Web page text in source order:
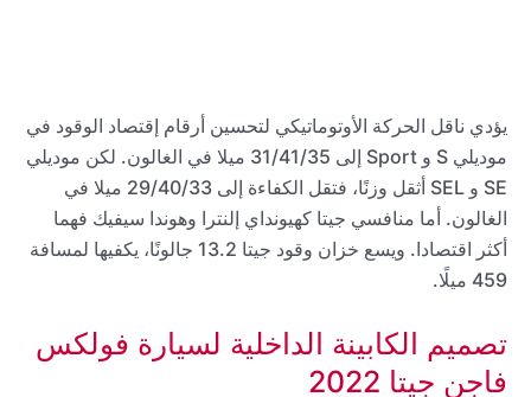
يؤدي ناقل الحركة الأوتوماتيكي لتحسين أرقام إقتصاد الوقود في
موديلي S و Sport إلى 31/41/35 ميلا في الغالون. لكن موديلي
SE و SEL أثقل وزنًا، فتقل الكفاءة إلى 29/40/33 ميلا في
الغالون. أما منافسي جيتا كهيونداي إلنترا وهوندا سيفيك فهما
أكثر اقتصادا. ويسع خزان وقود جيتا 13.2 جالونًا، يكفيها لمسافة
459 ميلًا.
تصميم الكابينة الداخلية لسيارة فولكس
فاجن جيتا 2022